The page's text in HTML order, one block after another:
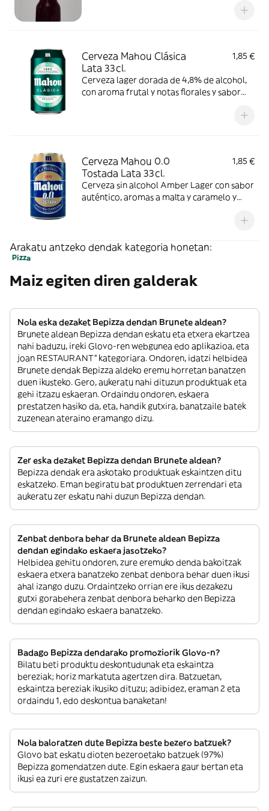
Cerveza Mahou Clásica
Lata 33cl.
1,85 €
Cerveza lager dorada de 4,8% de alcohol,
con aroma frutal y notas florales y sabor
Cerveza Mahou 0.0
Tostada Lata 33cl.
1,85 €
Cerveza sin alcohol Amber Lager con sabor
auténtico, aromas a malta y caramelo y
Arakatu antzeko dendak kategoria honetan:
Pizza
Maiz egiten diren galderak
Nola eska dezaket Bepizza dendan Brunete aldean?
Brunete aldean Bepizza dendan eskatu eta etxera ekartzea
nahi baduzu, ireki Glovo-ren webgunea edo aplikazioa, eta
joan RESTAURANT” kategoriara. Ondoren, idatzi helbidea
Brunete dendak Bepizza aldeko eremu horretan banatzen
duen ikusteko. Gero, aukeratu nahi dituzun produktuak eta
gehi itzazu eskaeran. Ordaindu ondoren, eskaera
prestatzen hasiko da, eta, handik gutxira, banatzaile batek
zuzenean ateraino eramango dizu.
Zer eska dezaket Bepizza dendan Brunete aldean?
Bepizza dendak era askotako produktuak eskaintzen ditu
eskatzeko. Eman begiratu bat produktuen zerrendari eta
aukeratu zer eskatu nahi duzun Bepizza dendan.
Zenbat denbora behar da Brunete aldean Bepizza
dendan egindako eskaera jasotzeko?
Helbidea gehitu ondoren, zure eremuko denda bakoitzak
eskaera etxera banatzeko zenbat denbora behar duen ikusi
ahal izango duzu. Ordaintzeko orrian ere ikus dezakezu
gutxi gorabehera zenbat denbora beharko den Bepizza
dendan egindako eskaera banatzeko.
Badago Bepizza dendarako promoziorik Glovo-n?
Bilatu beti produktu deskontudunak eta eskaintza
bereziak; horiz markatuta agertzen dira. Batzuetan,
eskaintza bereziak ikusiko dituzu; adibidez, eraman 2 eta
ordaindu 1, edo deskontua banaketan!
Nola baloratzen dute Bepizza beste bezero batzuek?
Glovo bat eskatu dioten bezeroetako batzuek (97%)
Bepizza gomendatzen dute. Egin eskaera gaur bertan eta
ikusi ea zuri ere gustatzen zaizun.